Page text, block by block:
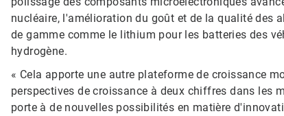
nucléaire, l'amélioration du goût et de la qualité des
de gamme comme le lithium pour les batteries des
hydrogène.
« Cela apporte une autre plateforme de croissance
perspectives de croissance à deux chiffres dans les
porte à de nouvelles possibilités en matière